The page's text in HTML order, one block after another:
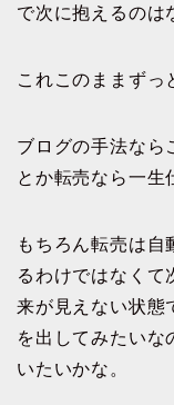
で次に抱えるのは
これこのままずっ
ブログの手法なら
とか転売なら一生
もちろん転売は自
るわけではなくて
来が見えない状態
を出してみたいな
いたいかな。